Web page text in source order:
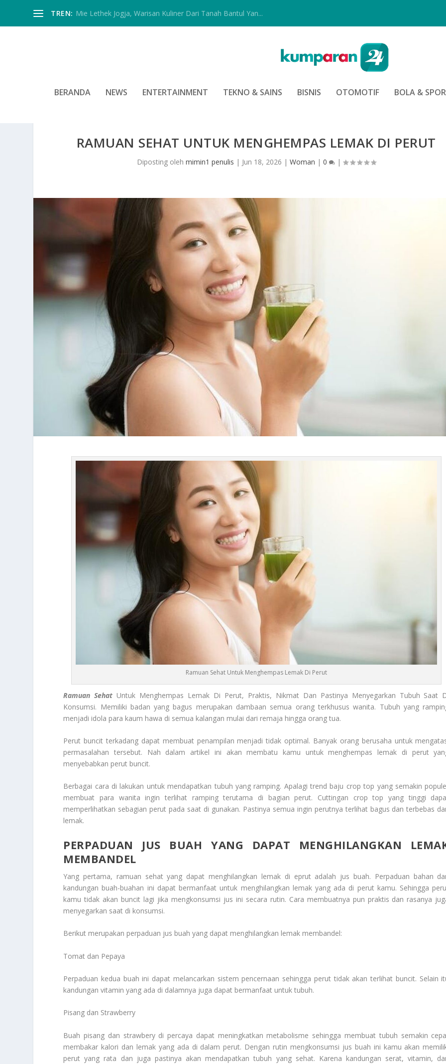
TREN: Mie Lethek Jogja, Warisan Kuliner Dari Tanah Bantul Yan...
BERANDA NEWS ENTERTAINMENT TEKNO & SAINS BISNIS OTOMOTIF BOLA &
RAMUAN SEHAT UNTUK MENGHEMPAS LEMAK DI PERUT
Diposting oleh mimin1 penulis | Jun 18, 2026 | Woman | 0 |
Ramuan Sehat Untuk Menghempas Lemak Di Perut
Ramuan Sehat Untuk Menghempas Lemak Di Perut, Praktis, Nikmat Dan Pastinya Menyegarkan Tubuh Saat
Konsumsi. Memiliki badan yang bagus merupakan dambaan semua orang terkhusus wanita. Tubuh yang
menjadi idola para kaum hawa di semua kalangan mulai dari remaja hingga orang tua.
Perut buncit terkadang dapat membuat penampilan menjadi tidak optimal. Banyak orang berusaha untuk
permasalahan tersebut. Nah dalam artikel ini akan membatu kamu untuk menghempas lemak di perut
menyebabkan perut buncit.
Berbagai cara di lakukan untuk mendapatkan tubuh yang ramping. Apalagi trend baju crop top yang semakin
membuat para wanita ingin terlihat ramping terutama di bagian perut. Cuttingan crop top yang tinggi
memperlihatkan sebagian perut pada saat di gunakan. Pastinya semua ingin perutnya terlihat bagus dan terbebas
lemak.
PERPADUAN JUS BUAH YANG DAPAT MENGHILANGKAN
MEMBANDEL
Yang pertama, ramuan sehat yang dapat menghilangkan lemak di eprut adalah jus buah. Perpaduan bahan
kandungan buah-buahan ini dapat bermanfaat untuk menghilangkan lemak yang ada di perut kamu. Sehingga
kamu tidak akan buncit lagi jika mengkonsumsi jus ini secara rutin. Cara membuatnya pun praktis dan rasanya
menyegarkan saat di konsumsi.
Berikut merupakan perpaduan jus buah yang dapat menghilangkan lemak membandel:
Tomat dan Pepaya
Perpaduan kedua buah ini dapat melancarkan sistem pencernaan sehingga perut tidak akan terlihat buncit. Selain
kandungan vitamin yang ada di dalamnya juga dapat bermanfaat untuk tubuh.
Pisang dan Strawberry
Buah pisang dan strawbery di percaya dapat meningkatkan metabolisme sehingga membuat tubuh semakin
membakar kalori dan lemak yang ada di dalam perut. Dengan rutin mengkonsumsi jus buah ini kamu akan
perut yang rata dan juga pastinya akan mendapatkan tubuh yang sehat. Karena kandungan serat, vitamin,